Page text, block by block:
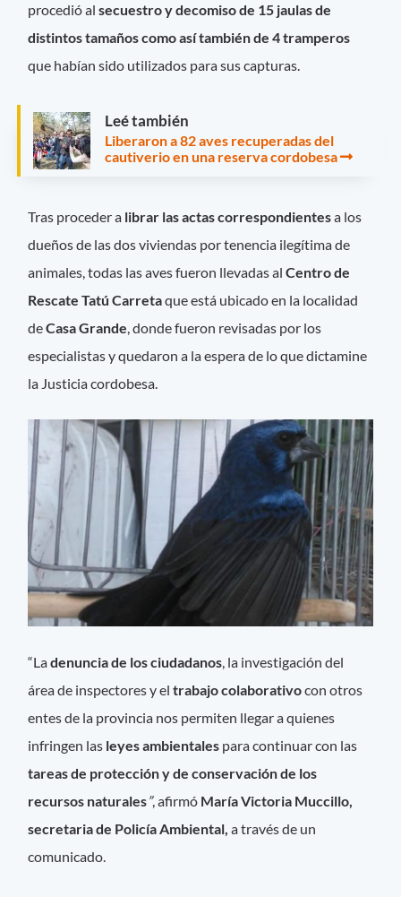
procedió alsecuestro y decomiso de 15 jaulas de
distintos tamaños como así también de 4 tramperos
que habían sido utilizados para sus capturas.
Leé también
Liberaron a 82 aves recuperadas del
cautiverio en una reserva cordobesa
Tras proceder a librar las actas correspondientesa los
dueños de las dos viviendas por tenencia ilegítima de
animales, todas las aves fueron llevadas alCentro de
Rescate Tatú Carretaque está ubicado en la localidad
deCasa Grande, donde fueron revisadas por los
especialistas y quedaron a la espera de lo que dictamine
la Justicia cordobesa.
“Ladenuncia de los ciudadanos, la investigación del
área de inspectores y eltrabajo colaborativocon otros
entes de la provincia nos permiten llegar a quienes
infringen las leyes ambientales para continuar con las
tareas de protección y de conservación de los
recursos naturales”, afirmó María Victoria Muccillo,
secretaria de Policía Ambiental, a través de un
comunicado.